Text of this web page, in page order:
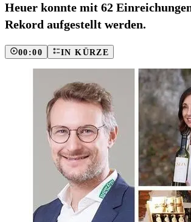
Heuer konnte mit 62
Rekord aufgestellt werden.
00:00 IN KÜRZE